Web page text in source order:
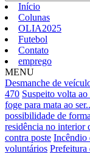
Início
Colunas
OLIA2025
Futebol
Contato
emprego
MENU
Desmanche de
470 Suspeito volta
foge para mata ao
possibilidade de
residência no interior
contra poste Incêndio
voluntários Prefeitura